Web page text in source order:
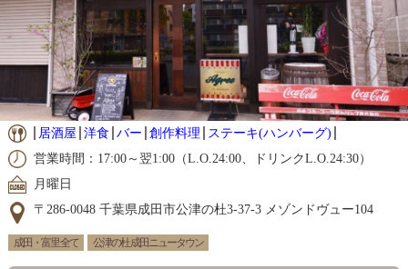
居酒屋 洋食 バー 創作料理
ステーキ(ハンバーグ)
営業時間：17:00～翌1:00（L.O.24:00、ドリンクL.O.24:30）
月曜日
〒286-0048 千葉県成田市公津の杜3-37-3 メゾンドヴュー104
成田・富里 全て 公津の杜 成田ニュータウン